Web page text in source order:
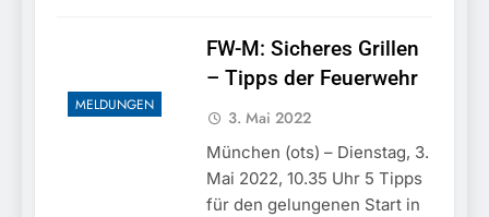
MELDUNGEN
FW-M: Sicheres Grillen
– Tipps der Feuerwehr
3. Mai 2022
München (ots) – Dienstag, 3.
Mai 2022, 10.35 Uhr 5 Tipps
für den gelungenen Start in